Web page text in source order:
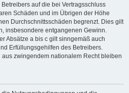
auf die bei Vertragsschluss
Schäden und im Übrigen der Höhe
Durchschnittsschäden begrenzt. Dies gilt
insbesondere entgangenen Gewinn.
Absätze a bis c gilt sinngemäß auch
Erfüllungsgehilfen des Betreibers.
zwingendem nationalem Recht bleiben